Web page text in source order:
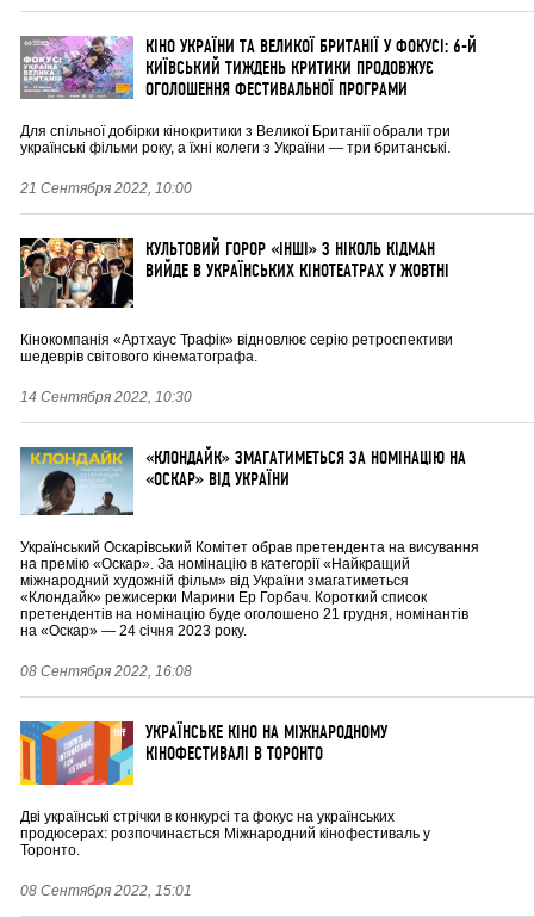
КІНО УКРАЇНИ ТА ВЕЛИКОЇ БРИТАНІЇ У ФОКУСІ: 6-Й
КИЇВСЬКИЙ ТИЖДЕНЬ КРИТИКИ ПРОДОВЖУЄ
ОГОЛОШЕННЯ ФЕСТИВАЛЬНОЇ ПРОГРАМИ
Для спільної добірки кінокритики з Великої Британії обрали три
українські фільми року, а їхні колеги з України — три британські.
21 Сентября 2022, 10:00
КУЛЬТОВИЙ ГОРОР «ІНШІ» З НІКОЛЬ КІДМАН
ВИЙДЕ В УКРАЇНСЬКИХ КІНОТЕАТРАХ У ЖОВТНІ
Кінокомпанія «Артхаус Трафік» відновлює серію ретроспективи
шедеврів світового кінематографа.
14 Сентября 2022, 10:30
«КЛОНДАЙК» ЗМАГАТИМЕТЬСЯ ЗА НОМІНАЦІЮ НА
«ОСКАР» ВІД УКРАЇНИ
Український Оскарівський Комітет обрав претендента на висування
на премію «Оскар». За номінацію в категорії «Найкращий
міжнародний художній фільм» від України змагатиметься
«Клондайк» режисерки Марини Ер Горбач. Короткий список
претендентів на номінацію буде оголошено 21 грудня, номінантів
на «Оскар» — 24 січня 2023 року.
08 Сентября 2022, 16:08
УКРАЇНСЬКЕ КІНО НА МІЖНАРОДНОМУ
КІНОФЕСТИВАЛІ В ТОРОНТО
Дві українські стрічки в конкурсі та фокус на українських
продюсерах: розпочинається Міжнародний кінофестиваль у
Торонто.
08 Сентября 2022, 15:01